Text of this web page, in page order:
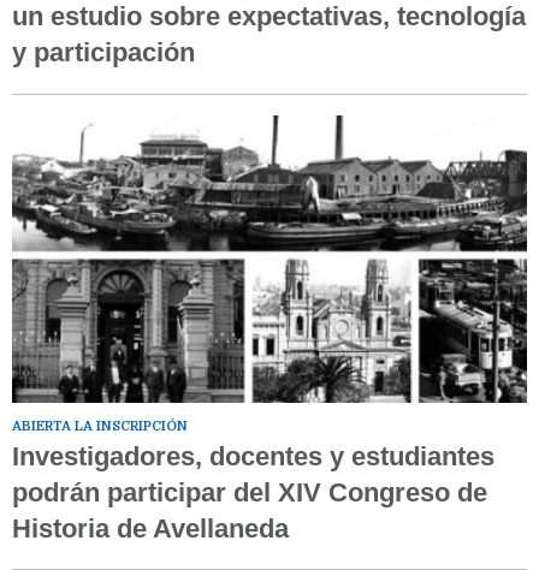
un estudio sobre expectativas, tecnología
y participación
ABIERTA LA INSCRIPCIÓN
Investigadores, docentes y estudiantes
podrán participar del XIV Congreso de
Historia de Avellaneda